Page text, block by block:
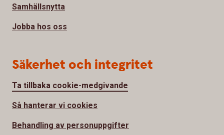
Samhällsnytta
Jobba hos oss
Säkerhet och integritet
Ta tillbaka cookie-medgivande
Så hanterar vi cookies
Behandling av personuppgifter